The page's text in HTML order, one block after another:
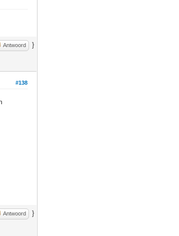
Antwoord }
#138
Antwoord }